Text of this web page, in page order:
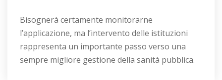
Bisognerà certamente monitorarne
l’applicazione, ma l’intervento delle istituzioni
rappresenta un importante passo verso una
sempre migliore gestione della sanità pubblica.